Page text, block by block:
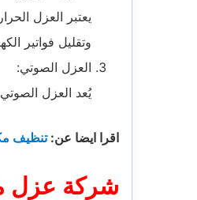
يعتبر العزل
وتقليل فواتير
العزل الصوتي:
يُعد العزل
اقرا ايضا عن:تنظيف
شركة عزل